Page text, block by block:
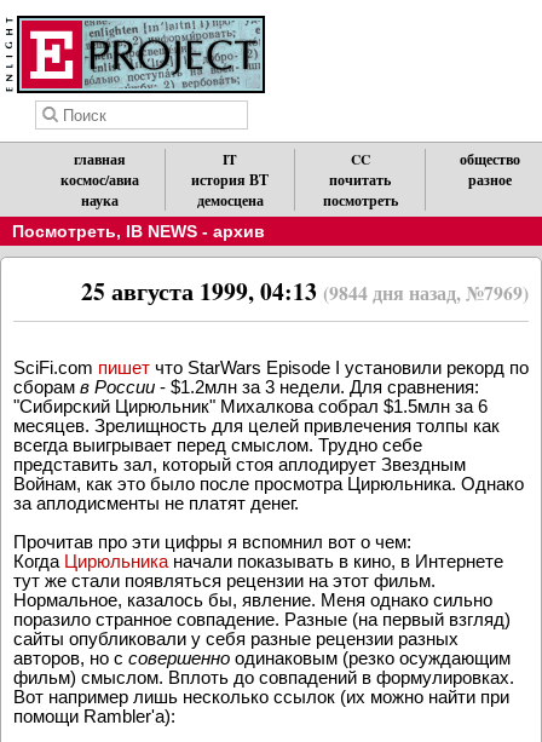
главная
космос/авиа
наука
IT
история ВТ
демосцена
CC
почитать
посмотреть
общество
разное
Посмотреть, IB NEWS - архив
25 августа 1999, 04:13 (9844 дня назад, №7969)
SciFi.com пишет что StarWars Episode I установили рекорд по
сборам в России - $1.2млн за 3 недели. Для сравнения:
"Сибирский Цирюльник" Михалкова собрал $1.5млн за 6
месяцев. Зрелищность для целей привлечения толпы как
всегда выигрывает перед смыслом. Трудно себе
представить зал, который стоя аплодирует Звездным
Войнам, как это было после просмотра Цирюльника. Однако
за аплодисменты не платят денег.
Прочитав про эти цифры я вспомнил вот о чем:
Когда Цирюльника начали показывать в кино, в Интернете
тут же стали появляться рецензии на этот фильм.
Нормальное, казалось бы, явление. Меня однако сильно
поразило странное совпадение. Разные (на первый взгляд)
сайты опубликовали у себя разные рецензии разных
авторов, но с совершенно одинаковым (резко осуждающим
фильм) смыслом. Вплоть до совпадений в формулировках.
Вот например лишь несколько ссылок (их можно найти при
помощи Rambler'a):